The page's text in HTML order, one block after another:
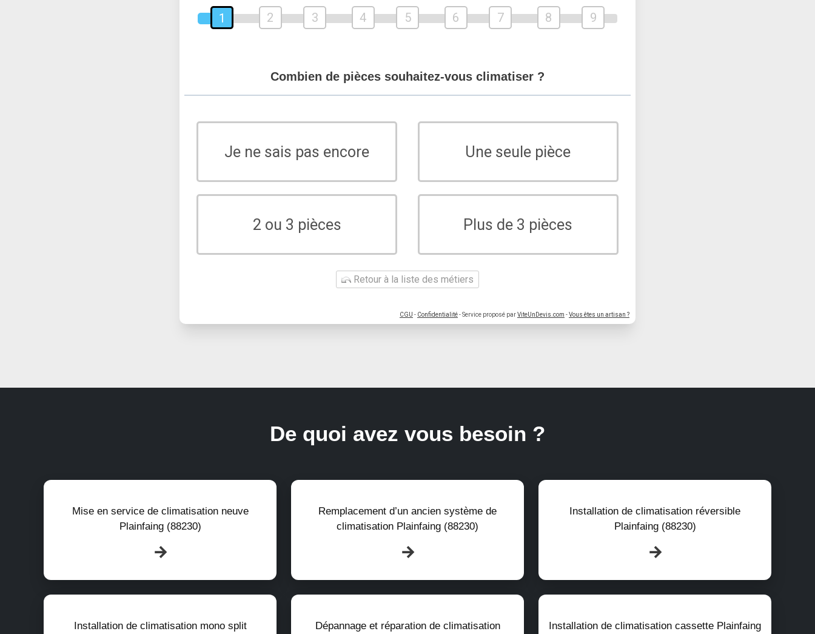
1 2 3 4 5 6 7 8 9
Combien de pièces souhaitez-vous climatiser ?
Je ne sais pas encore Une seule pièce
2 ou 3 pièces Plus de 3 pièces
Retour à la liste des métiers
CGU - Confidentialité- Service proposé parViteUnDevis.com -Vous êtes un artisan ?
De quoi avez vous besoin ?
Mise en service de climatisation neuve
Plainfaing (88230)
Remplacement d’un ancien système de
climatisation Plainfaing (88230)
Installation de climatisation réversible
Plainfaing (88230)
Installation de climatisation mono split
Dépannage et réparation de climatisation
Installation de climatisation cassette Plainfaing